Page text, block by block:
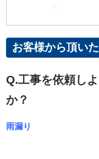
お客様から頂い
Q.工事を依頼し
か？
雨漏り